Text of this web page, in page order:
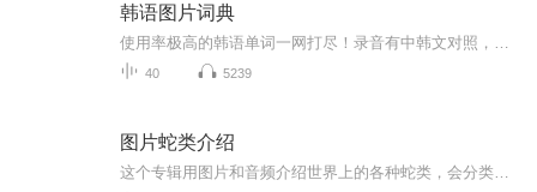
韩语图片词典
40 5239
图片蛇类介绍